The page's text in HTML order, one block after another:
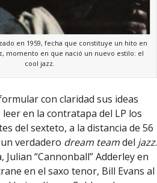
en 1959, fecha que constituye un hito en
momento en que nació un nuevo estilo: el
cool jazz.
con claridad sus ideas
leer en la contratapa del LP los
del sexteto, a la distancia de 56
verdadero dream teamdel jazz.
“Cannonball” Adderley en
en el saxo tenor, Bill Evans al